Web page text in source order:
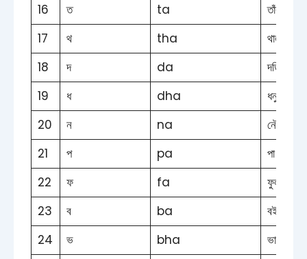
16
ত ta
তাঁবু
17
থ tha
থালা
18
দ da
দড়ি
19
ধ dha
ধনুষ
20
ন na
নৌকা
21
প pa
পা
22
ফ fa
ফুল
23
ব ba
বই
24
ভ bha ভালুক